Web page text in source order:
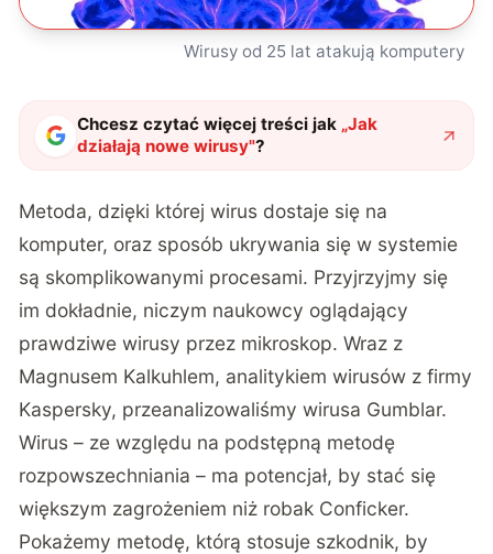
Wirusy od 25 lat atakują komputery
Chcesz czytać więcej treści jak „Jak
działają nowe wirusy"?
Metoda, dzięki której wirus dostaje się na
komputer, oraz sposób ukrywania się w systemie
są skomplikowanymi procesami. Przyjrzyjmy się
im dokładnie, niczym naukowcy oglądający
prawdziwe wirusy przez mikroskop. Wraz z
Magnusem Kalkuhlem, analitykiem wirusów z firmy
Kaspersky, przeanalizowaliśmy wirusa Gumblar.
Wirus – ze względu na podstępną metodę
rozpowszechniania – ma potencjał, by stać się
większym zagrożeniem niż robak Conficker.
Pokażemy metodę, którą stosuje szkodnik, by